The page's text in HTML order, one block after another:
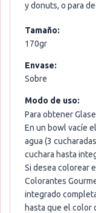
y donuts, o para
Tamaño:
170gr
Envase:
Sobre
Modo de uso:
Para obtener
En un bowl vacíe
agua (3
cuchara hasta
Si desea colorear
Colorantes
integrado
hasta que el color